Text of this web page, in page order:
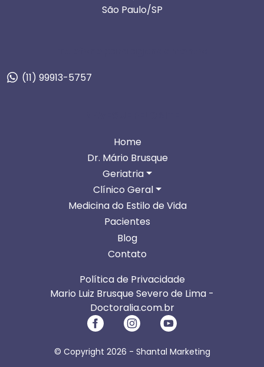
São Paulo/SP
(11) 99913-5757
Home
Dr. Mário Brusque
Geriatria
Clínico Geral
Medicina do Estilo de Vida
Pacientes
Blog
Contato
Política de Privacidade
Mario Luiz Brusque Severo de Lima -
Doctoralia.com.br
© Copyright 2026 - Shantal Marketing